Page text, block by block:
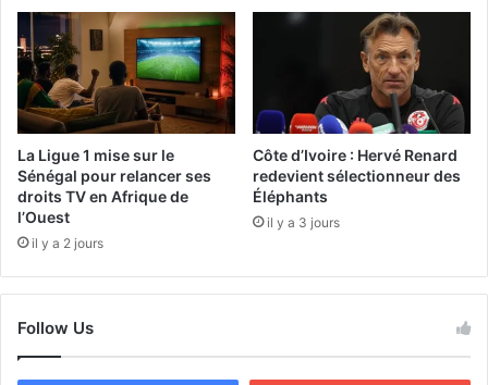
La Ligue 1 mise sur le
Sénégal pour relancer ses
droits TV en Afrique de
l’Ouest
il y a 2 jours
Côte d’Ivoire : Hervé Renard
redevient sélectionneur des
Éléphants
il y a 3 jours
Follow Us